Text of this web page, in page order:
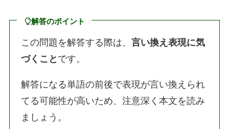
解答のポイント
この問題を解答する際は、言い換え表現に気
づくこと です。
解答になる単語の前後で表現が言い換えられ
てる可能性が高いため、注意深く本文を読み
ましょう。